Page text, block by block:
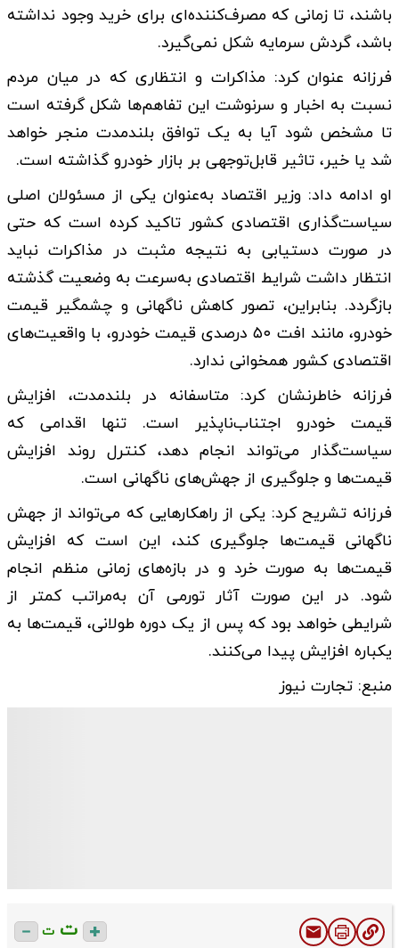
باشند، تا زمانی که مصرف‌کننده‌ای برای خرید وجود نداشته
باشد، گردش سرمایه شکل نمی‌گیرد.
فرزانه عنوان کرد: مذاکرات و انتظاری که در میان مردم
نسبت به اخبار و سرنوشت این تفاهم‌ها شکل گرفته است
تا مشخص شود آیا به یک توافق بلندمدت منجر خواهد
شد یا خیر، تاثیر قابل‌توجهی بر بازار خودرو گذاشته است.
او ادامه داد: وزیر اقتصاد به‌عنوان یکی از مسئولان اصلی
سیاست‌گذاری اقتصادی کشور تاکید کرده است که حتی
در صورت دستیابی به نتیجه مثبت در مذاکرات نباید
انتظار داشت شرایط اقتصادی به‌سرعت به وضعیت گذشته
بازگردد. بنابراین، تصور کاهش ناگهانی و چشمگیر قیمت
خودرو، مانند افت ۵۰ درصدی قیمت خودرو، با واقعیت‌های
اقتصادی کشور همخوانی ندارد.
فرزانه خاطرنشان کرد: متاسفانه در بلندمدت، افزایش
قیمت خودرو اجتناب‌ناپذیر است. تنها اقدامی که
سیاست‌گذار می‌تواند انجام دهد، کنترل روند افزایش
قیمت‌ها و جلوگیری از جهش‌های ناگهانی است.
فرزانه تشریح کرد: یکی از راهکار‌هایی که می‌تواند از جهش
ناگهانی قیمت‌ها جلوگیری کند، این است که افزایش
قیمت‌ها به صورت خرد و در بازه‌های زمانی منظم انجام
شود. در این صورت آثار تورمی آن به‌مراتب کمتر از
شرایطی خواهد بود که پس از یک دوره طولانی، قیمت‌ها به
یکباره افزایش پیدا می‌کنند.
منبع: تجارت نیوز
ت ت